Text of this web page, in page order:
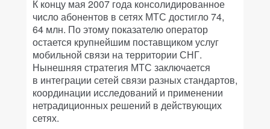
К концу мая 2007 года консолидированное
число абонентов в сетях МТС достигло 74,
64 млн. По этому показателю оператор
остается крупнейшим поставщиком услуг
мобильной связи на территории СНГ.
Нынешняя стратегия МТС заключается
в интеграции сетей связи разных стандартов,
координации исследований и применении
нетрадиционных решений в действующих
сетях.